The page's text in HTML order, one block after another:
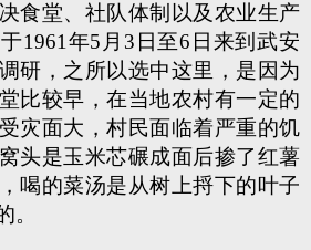
食堂、社队体制以及农业生产
1961年5月3日至6日来到武安
研，之所以选中这里，是因为
比较早，在当地农村有一定的
灾面大，村民面临着严重的饥
头是玉米芯碾成面后掺了红薯
喝的菜汤是从树上捋下的叶子
。